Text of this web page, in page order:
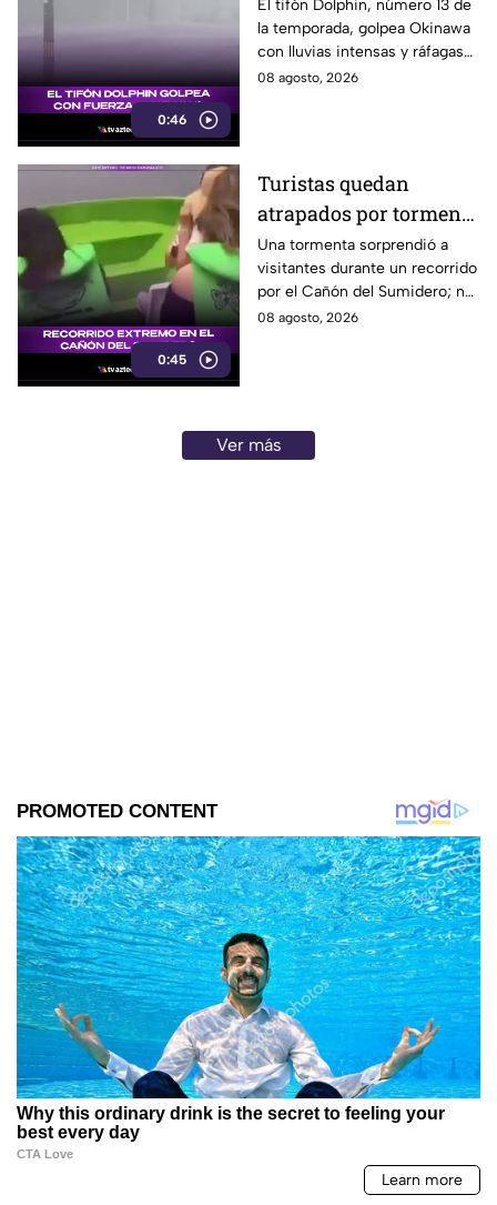
0:46
El tifón Dolphin, número 13 de
la temporada, golpea Okinawa
con lluvias intensas y ráfagas
de hasta 157 kilómetros por
08 agosto, 2026
0:45
Turistas quedan
atrapados por tormenta
en el Cañón del
Sumidero
Una tormenta sorprendió a
visitantes durante un recorrido
por el Cañón del Sumidero; no
se reportaron personas heridas
08 agosto, 2026
Ver más